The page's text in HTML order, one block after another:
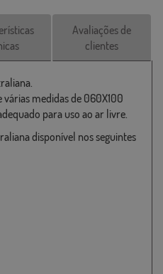
Avaliações de
clientes
medidas de 060X100
para uso ao ar livre.
disponível nos seguintes